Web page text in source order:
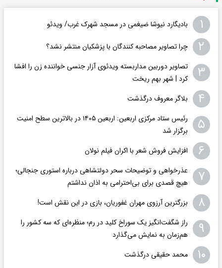
۱ بادیگارد نیوشا ضیغمی در مسجد شهرک غرب/ ویدئو
۲ چرا تصاویر مصاحبه کنندگان با پزشکیان منتشر نشد؟
۳
تصاویر دوربین مداربسته ویدئوی آزار جنسی خواننده زن را افشا
کرد | شهر بهم ریخت
۴ بلاگر معروف درگذشت
۵
رئیس ستاد مرکزی اربعین: اربعین ۱۴۰۵ در بالاترین سطح امنیت
برگزار شد
۶ افزایش فروش شعر با اکران فیلم نولان
۷
عذرخواهی و توضیحات سحر دولتشاهی درباره استوری جنجالی؛
هیچ قصدی برای بی‌احترامی به اذان نداشتم
۸ بزرگترین آرزوی مهران غفوریان، بازی در این نقش است!
۹
راز شگفت‌انگیز یک سوراخ کلید در رم؛ منظره‌ای که سه کشور را
هم‌زمان به نمایش می‌گذارد
۱۰ محمد حقیقی درگذشت